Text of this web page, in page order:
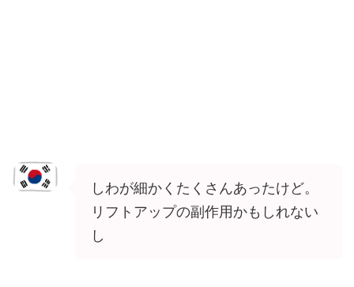
しわが細かくたくさんあったけど。
リフトアップの副作用かもしれない
し